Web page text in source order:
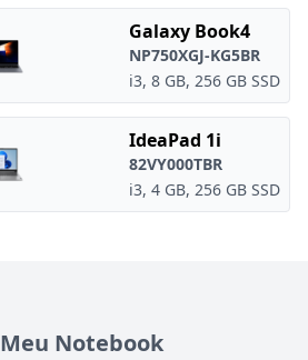
Galaxy Book4
NP750XGJ-KG5BR
i3, 8 GB, 256 GB SSD
IdeaPad 1i
82VY000TBR
i3, 4 GB, 256 GB SSD
Meu Notebook